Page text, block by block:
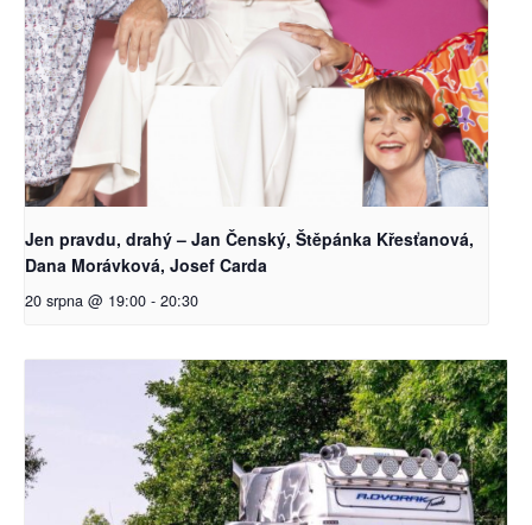
Jen pravdu, drahý – Jan Čenský, Štěpánka Křesťanová,
Dana Morávková, Josef Carda
20 srpna @ 19:00 - 20:30